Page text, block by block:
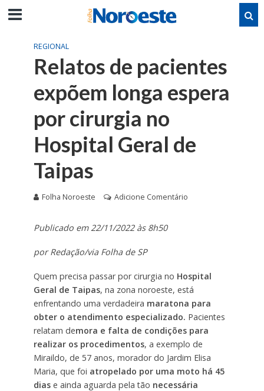
REGIONAL
Relatos de pacientes
expõem longa espera
por cirurgia no
Hospital Geral de
Taipas
Folha Noroeste Adicione Comentário
Publicado em 22/11/2022 às 8h50
por Redação/via Folha de SP
Quem precisa passar por cirurgia no Hospital
Geral de Taipas, na zona noroeste, está
enfrentando uma verdadeira maratona para
obter o atendimento especializado. Pacientes
relatam demora e falta de condições para
realizar os procedimentos, a exemplo de
Miraildo, de 57 anos, morador do Jardim Elisa
Maria, que foi atropelado por uma moto há 45
diase ainda aguarda pela tão necessária